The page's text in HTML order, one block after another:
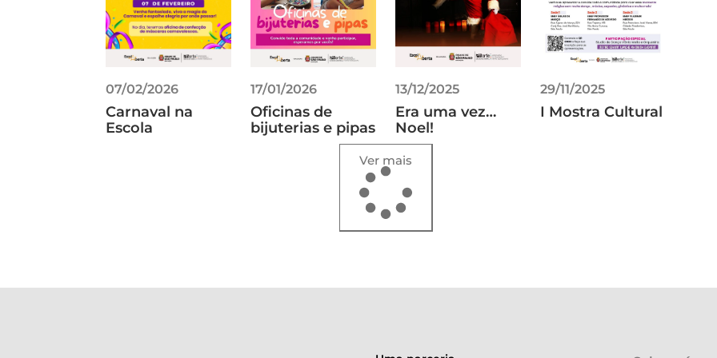
07/02/2026
Carnaval na
Escola
17/01/2026
Oficinas de
bijuterias e pipas
13/12/2025
Era uma vez…
Noel!
29/11/2025
I Mostra Cultural
Ver mais